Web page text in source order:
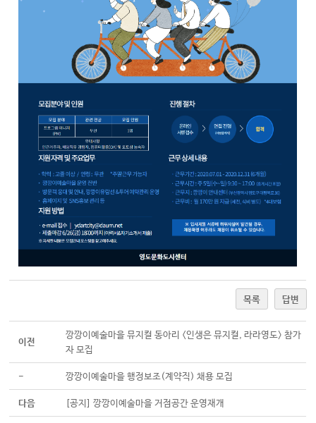
목록 답변
이전
깡깡이예술마을 뮤지컬 동아리 <인생은 뮤지컬, 라라영도> 참가
자 모집
- 깡깡이예술마을 행정보조(계약직) 채용 모집
다음 [공지] 깡깡이예술마을 거점공간 운영재개